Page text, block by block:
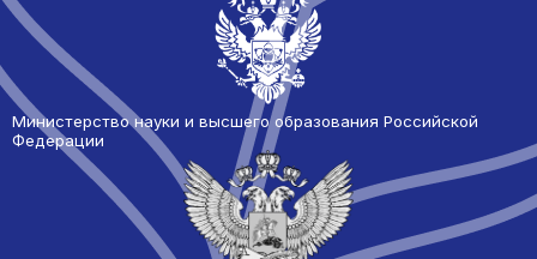
Министерство науки и высшего образования Российской
Федерации